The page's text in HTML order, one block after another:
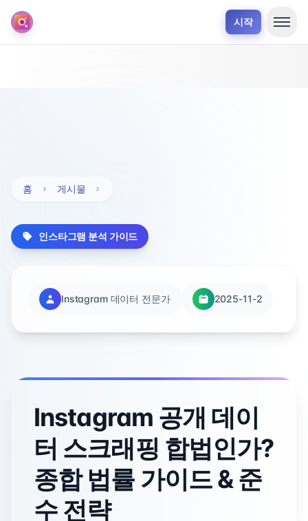
시작
홈 게시물
인스타그램 분석 가이드
Instagram 데이터 전문가 2025-11-2
Instagram 공개 데이
터 스크래핑 합법인가?
종합 법률 가이드 & 준
수 전략